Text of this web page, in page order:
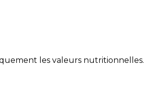
les valeurs nutritionnelles.